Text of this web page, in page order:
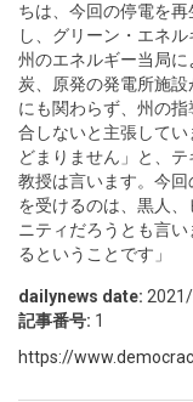
ちは、今回の停電を
し、グリーン・エネ
州のエネルギー当局
炭、原発の発電所施
にも関わらず、州の
合しないと主張して
どまりません」と、
教授は言います。今
を受けるのは、黒人
ニティだろうとも言
るということです」
dailynews date:
記事番号: 1
https://